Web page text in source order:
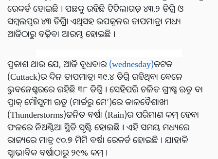
ରେକର୍ଡ ହୋଇଛି । ପଛକୁ ରହିଛି ଟିଟିଲାଗଡ଼ ୪୩.୨ ଡିଗ୍ରି ଓ
ସମ୍ବଲପୁର ୪୩ ଡିଗ୍ରି। ଏଥିସହ ଉପକୂଳର ତାପମାତ୍ରା ମଧ୍ୟ
ଆଜିଠାରୁ ବଢ଼ିବା ଆରମ୍ଭ ହୋଇଛି ।
ପ୍ରକାଶ ଥାଉ ଯେ, ଆଜି ବୁଧବାର (wednesday)କଟକ
(Cuttack)ର ଦିନ ତାପମାତ୍ରା ୩୯.୪ ଡିଗ୍ରି ରହିଥିବା ବେଳେ
ଭୁବନେଶ୍ବରରେ ରହିଛି ୩୮ ଡିଗ୍ରି । ସେହିପରି ଚଳିତ ଗ୍ରୀଷ୍ମ ଋତୁ ବା
ପ୍ରାକ୍‌ ମୌସୁମୀ ଋତୁ (ମାର୍ଚ୍ଚରୁ ମେ’)ରେ କାଳବୈଶାଖୀ
(Thunderstorms)ଜନିତ ବର୍ଷା (Rain)ର ପରିମାଣ କମ୍‌ ହେବା
ଫଳରେ ନିଅଣ୍ଟିଆ ସ୍ଥିତି ସୃଷ୍ଟି ହୋଇଛି । ଏହି ସମୟ ମଧ୍ୟରେ
ରାଜ୍ୟରେ ମାତ୍ର ୯୦.୭ ମିମି ବର୍ଷା ରେକର୍ଡ ହୋଇଛି । ଯାହାକି
ସ୍ବାଭାବିକ ବର୍ଷାଠାରୁ ୨୯% କମ୍‌ ।